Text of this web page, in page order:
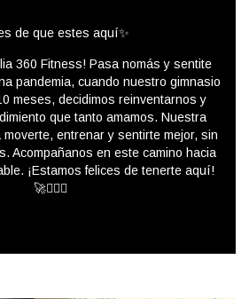
de que estes aquí✨
360 Fitness! Pasa nomás y sentite
pandemia, cuando nuestro gimnasio
meses, decidimos reinventarnos y
que tanto amamos. Nuestra
entrenar y sentirte mejor, sin
Acompañanos en este camino hacia
¡Estamos felices de tenerte aquí!
🚀🏋️‍♂️✨